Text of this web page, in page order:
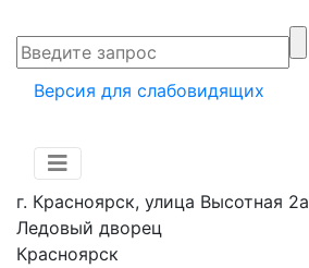
Версия для слабовидящих
г. Красноярск, улица Высотная 2a
Ледовый дворец
Красноярск